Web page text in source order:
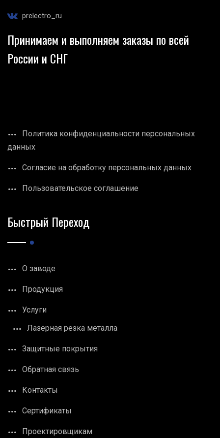
prelectro_ru
Принимаем и выполняем заказы по всей
России и СНГ
Политика конфиденциальности персональных
данных
Согласие на обработку персональных данных
Пользовательское соглашение
Быстрый Переход
О заводе
Продукция
Услуги
Лазерная резка металла
Защитные покрытия
Обратная связь
Контакты
Сертификаты
Проектировщикам